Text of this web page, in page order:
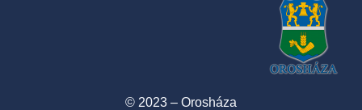
© 2023 – Orosháza